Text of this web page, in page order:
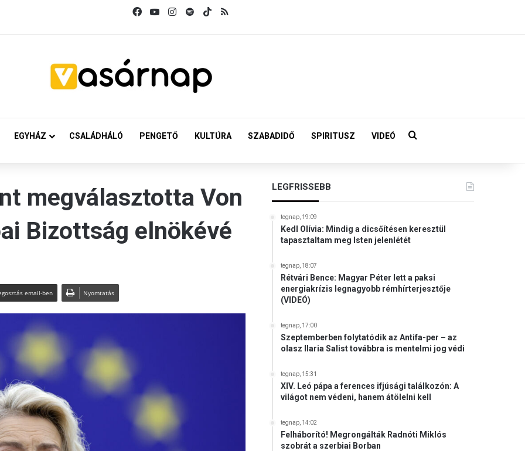
FacebookYouTubeInstagram
SpotifyTikTok
EGYHÁZ CSALÁDHÁLÓ PENGETŐ KULTÚRA SZABADIDŐ SPIRITUSZ VIDEÓ Keresés:
megválasztotta Von
Bizottság elnökévé
email-ben Nyomtatás
LEGFRISSEBB
tegnap, 19:09
Kedl Olívia: Mindig a dicsőítésen keresztül
tapasztaltam meg Isten jelenlétét
tegnap, 18:07
Rétvári Bence: Magyar Péter lett a paksi
energiakrízis legnagyobb rémhírterjesztője
(VIDEÓ)
tegnap, 17:00
Szeptemberben folytatódik az Antifa-per – az
olasz Ilaria Salist továbbra is mentelmi jog védi
tegnap, 15:31
XIV. Leó pápa a ferences ifjúsági találkozón: A
világot nem védeni, hanem átölelni kell
tegnap, 14:02
Felháborító! Megrongálták Radnóti Miklós
szobrát a szerbiai Borban